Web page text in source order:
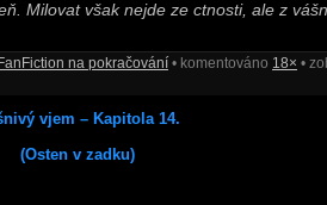
Milovat však nejde ze ctnosti, ale z
FanFiction na pokračování • komentováno 18× •
vjem – Kapitola 14.
(Osten v zadku)